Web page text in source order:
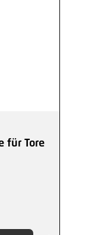
für Tore